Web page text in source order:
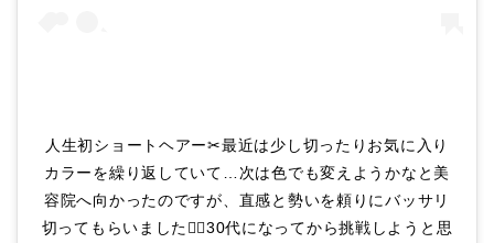
人生初ショートヘアー✂︎最近は少し切ったりお気に入り
カラーを繰り返していて…次は色でも変えようかなと美
容院へ向かったのですが、直感と勢いを頼りにバッサリ
切ってもらいました💇‍♀️30代になってから挑戦しようと思